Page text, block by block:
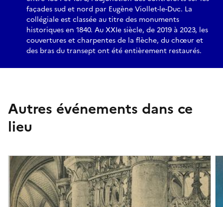
façades sud et nord par Eugène Viollet-le-Duc. La
collégiale est classée au titre des monuments
historiques en 1840. Au XXIe siècle, de 2019 à 2023, les
couvertures et charpentes de la flèche, du chœur et
des bras du transept ont été entièrement restaurés.
Autres événements dans ce
lieu